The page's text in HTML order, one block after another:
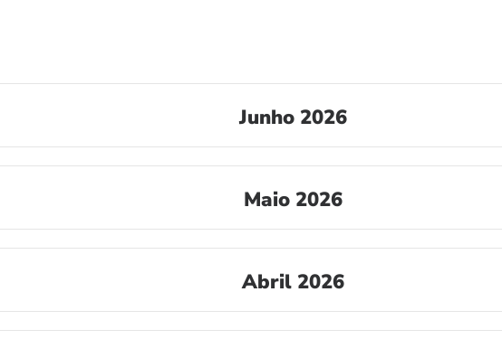
Junho 2026
Maio 2026
Abril 2026